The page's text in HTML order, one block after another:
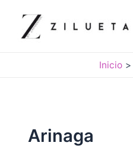
contenido
Inicio
Arinaga